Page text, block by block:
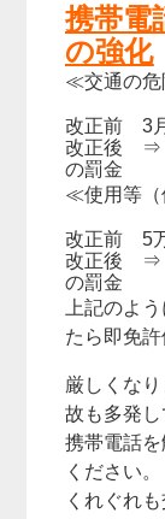
携帯電
の強化
≪交通の危
改正前 3
改正後 ⇒
の罰金
≪使用等
改正前 5
改正後 ⇒
の罰金
上記のよ
たら即免許
厳しくな
故も多発し
携帯電話
ください。
くれぐれ